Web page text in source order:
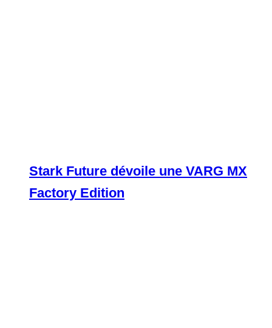
Stark Future dévoile une VARG MX
Factory Edition